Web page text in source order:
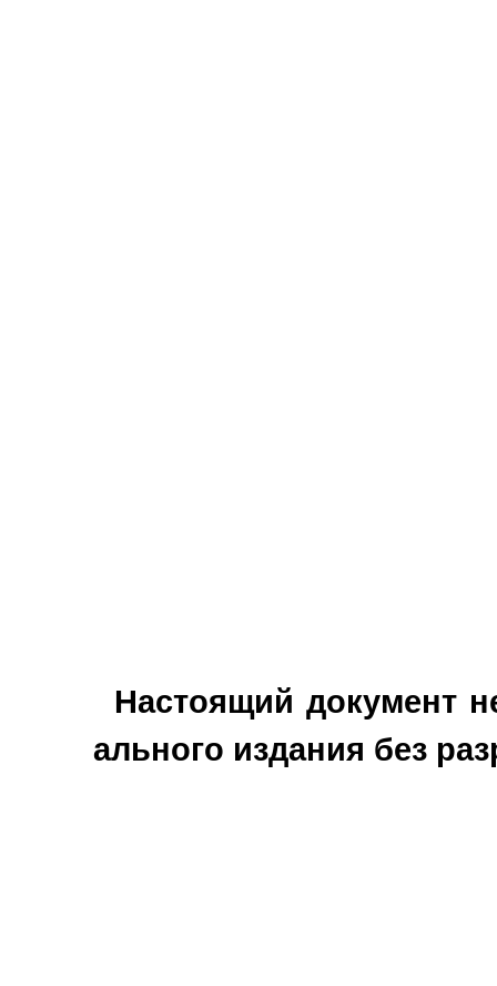
Настоящий документ
ального издания без